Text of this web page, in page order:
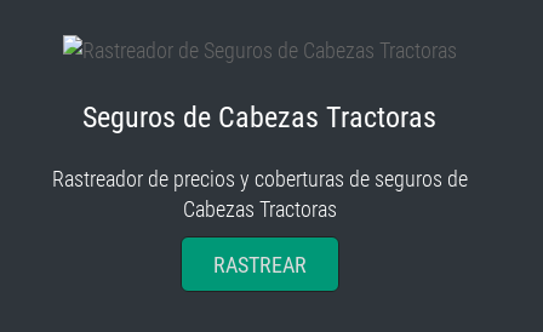
Seguros de Cabezas Tractoras
Rastreador de precios y coberturas de seguros de
Cabezas Tractoras
RASTREAR